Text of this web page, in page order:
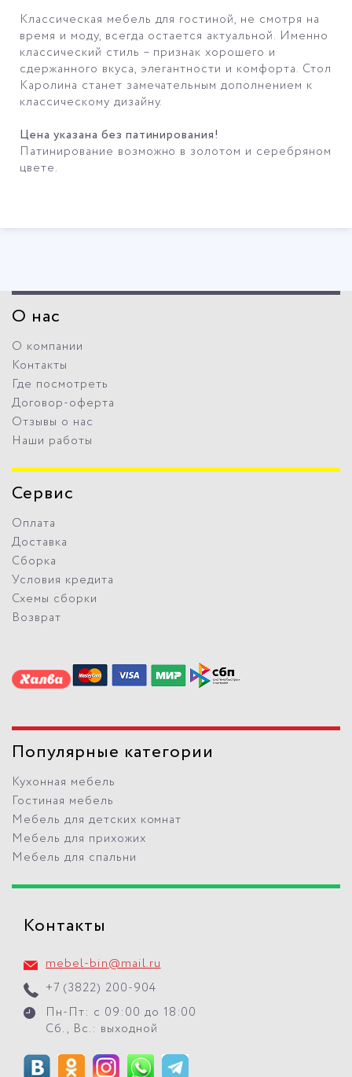
Классическая мебель для гостиной, не смотря на
время и моду, всегда остается актуальной. Именно
классический стиль – признак хорошего и
сдержанного вкуса, элегантности и комфорта. Стол
Каролина станет замечательным дополнением к
классическому дизайну.
Цена указана без патинирования!
Патинирование возможно в золотом и серебряном
цвете.
О нас
О компании
Контакты
Где посмотреть
Договор-оферта
Отзывы о нас
Наши работы
Сервис
Оплата
Доставка
Сборка
Условия кредита
Схемы сборки
Возврат
Популярные категории
Кухонная мебель
Гостиная мебель
Мебель для детских комнат
Мебель для прихожих
Мебель для спальни
Контакты
mebel-bin@mail.ru
+7 (3822) 200-904
Пн-Пт: с 09:00 до 18:00
Сб., Вс.: выходной